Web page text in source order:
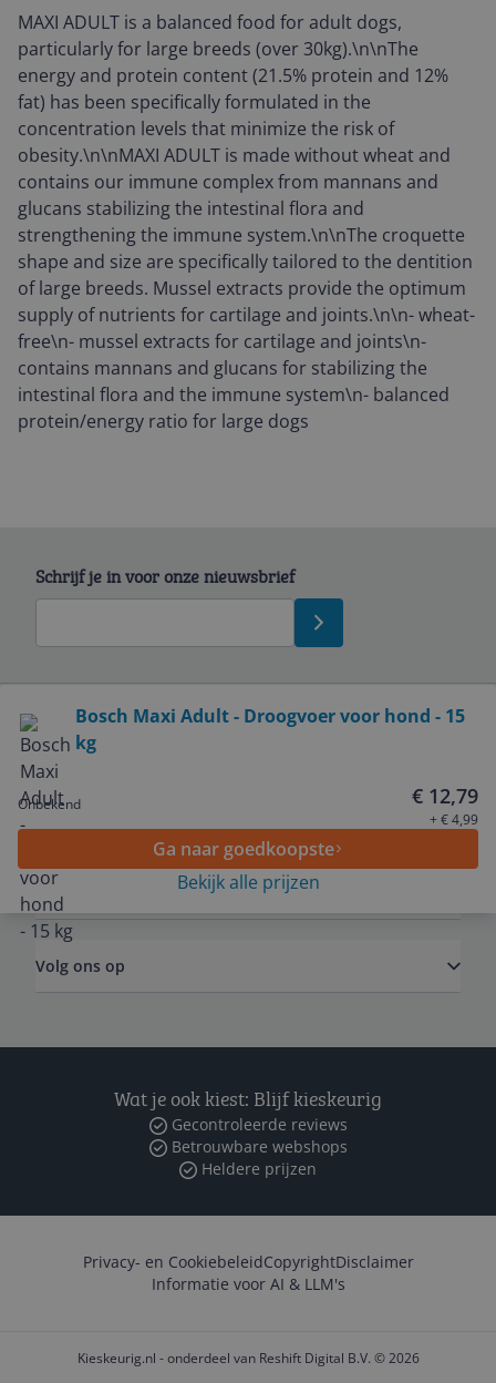
MAXI ADULT is a balanced food for adult dogs,
particularly for large breeds (over 30kg).\n\nThe
energy and protein content (21.5% protein and 12%
fat) has been specifically formulated in the
concentration levels that minimize the risk of
obesity.\n\nMAXI ADULT is made without wheat and
contains our immune complex from mannans and
glucans stabilizing the intestinal flora and
strengthening the immune system.\n\nThe croquette
shape and size are specifically tailored to the dentition
of large breeds. Mussel extracts provide the optimum
supply of nutrients for cartilage and joints.\n\n- wheat-
free\n- mussel extracts for cartilage and joints\n-
contains mannans and glucans for stabilizing the
intestinal flora and the immune system\n- balanced
protein/energy ratio for large dogs
Bosch Maxi Adult - Droogvoer voor hond - 15
kg
Onbekend € 12,79
+ € 4,99
Ga naar goedkoopste
Bekijk alle prijzen
Schrijf je in voor onze nieuwsbrief
Service
Zakelijk
Volg ons op
Wat je ook kiest: Blijf kieskeurig
Gecontroleerde reviews
Betrouwbare webshops
Heldere prijzen
Privacy- en CookiebeleidCopyrightDisclaimer
Informatie voor AI & LLM's
Kieskeurig.nl - onderdeel van Reshift Digital B.V. © 2026